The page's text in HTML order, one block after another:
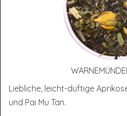
Liebliche, leicht-duftige
und Pai Mu Tan.